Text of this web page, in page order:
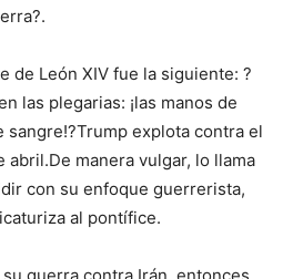
de León XIV fue la siguiente: ?
las plegarias: ¡las manos de
sangre!?Trump explota contra el
abril.De manera vulgar, lo llama
con su enfoque guerrerista,
al pontífice.